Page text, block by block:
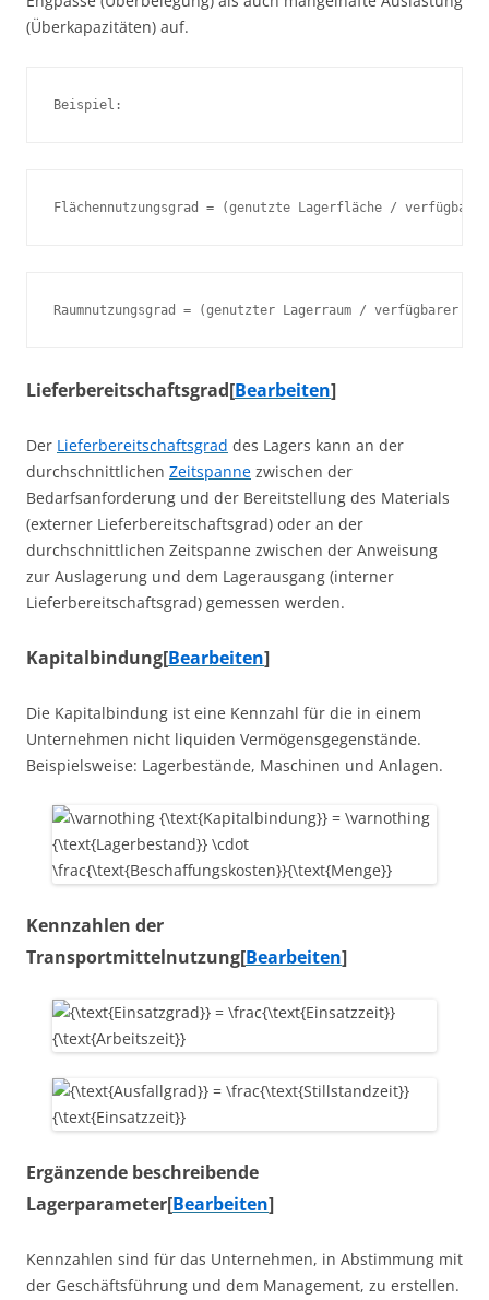
(Überkapazitäten) auf.
Lieferbereitschaftsgrad[Bearbeiten]
Der Lieferbereitschaftsgrad des Lagers kann an der
durchschnittlichen Zeitspanne zwischen der
Bedarfsanforderung und der Bereitstellung des Materials
(externer Lieferbereitschaftsgrad) oder an der
durchschnittlichen Zeitspanne zwischen der Anweisung
zur Auslagerung und dem Lagerausgang (interner
Lieferbereitschaftsgrad) gemessen werden.
Kapitalbindung[Bearbeiten]
Die Kapitalbindung ist eine Kennzahl für die in einem
Unternehmen nicht liquiden Vermögensgegenstände.
Beispielsweise: Lagerbestände, Maschinen und Anlagen.
Kennzahlen der
Transportmittelnutzung[Bearbeiten]
Ergänzende beschreibende
Lagerparameter[Bearbeiten]
Kennzahlen sind für das Unternehmen, in Abstimmung mit
der Geschäftsführung und dem Management, zu erstellen.